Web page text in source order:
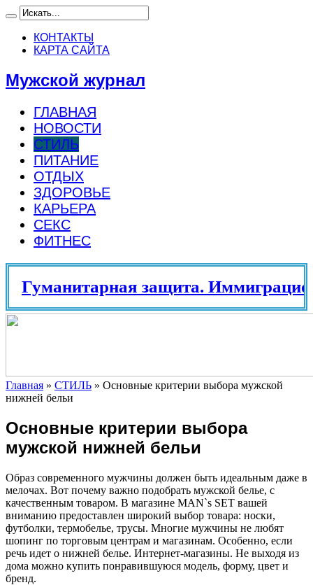
КОНТАКТЫ
КАРТА САЙТА
Мужской журнал
ГЛАВНАЯ
НОВОСТИ
СТИЛЬ
ПИТАНИЕ
ОТДЫХ
ЗДОРОВЬЕ
КАРЬЕРА
СЕКС
ФИТНЕС
Гуманитарная защита.
Главная » СТИЛЬ » Основные критерии выбора мужской
нижней бельи
Основные критерии выбора
мужской нижней бельи
Образ современного мужчины должен быть идеальным даже в
мелочах. Вот почему важно подобрать мужской белье, с
качественным товаром. В магазине MAN`s SET вашей
вниманию предоставлен широкий выбор товара: носки,
футболки, термобелье, трусы. Многие мужчины не любят
шопинг по торговым центрам и магазинам. Особенно, если
речь идет о нижней белье. Интернет-магазины. Не выходя из
дома можно купить понравившуюся модель, форму, цвет и
бренд.